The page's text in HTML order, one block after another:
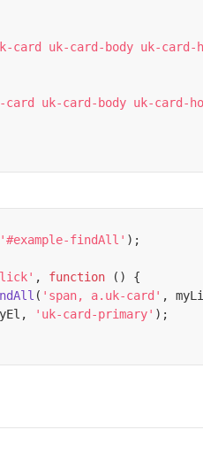
card uk-card-body uk-card-
card uk-card-body uk-card-
'#example-findAll' );
, function ( ) {
( 'span, a.uk-card' ,
'uk-card-primary' );